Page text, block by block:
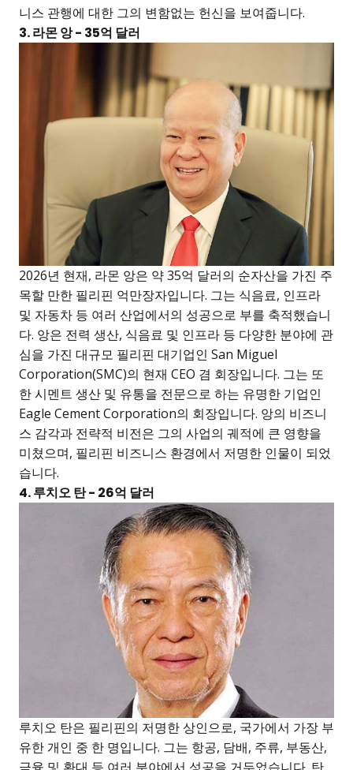
니스 관행에 대한 그의 변함없는 헌신을 보여줍니다.
3. 라몬 앙 - 35억 달러
2026년 현재, 라몬 앙은 약 35억 달러의 순자산을 가진 주
목할 만한 필리핀 억만장자입니다. 그는 식음료, 인프라
및 자동차 등 여러 산업에서의 성공으로 부를 축적했습니
다. 앙은 전력 생산, 식음료 및 인프라 등 다양한 분야에 관
심을 가진 대규모 필리핀 대기업인 San Miguel
Corporation(SMC)의 현재 CEO 겸 회장입니다. 그는 또
한 시멘트 생산 및 유통을 전문으로 하는 유명한 기업인
Eagle Cement Corporation의 회장입니다. 앙의 비즈니
스 감각과 전략적 비전은 그의 사업의 궤적에 큰 영향을
미쳤으며, 필리핀 비즈니스 환경에서 저명한 인물이 되었
습니다.
4. 루치오 탄 - 26억 달러
루치오 탄은 필리핀의 저명한 상인으로, 국가에서 가장 부
유한 개인 중 한 명입니다. 그는 항공, 담배, 주류, 부동산,